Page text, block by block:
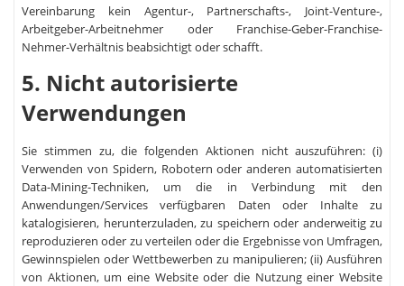
Vereinbarung kein Agentur-, Partnerschafts-, Joint-Venture-,
Arbeitgeber-Arbeitnehmer oder Franchise-Geber-Franchise-
Nehmer-Verhältnis beabsichtigt oder schafft.
5. Nicht autorisierte
Verwendungen
Sie stimmen zu, die folgenden Aktionen nicht auszuführen: (i)
Verwenden von Spidern, Robotern oder anderen automatisierten
Data-Mining-Techniken, um die in Verbindung mit den
Anwendungen/Services verfügbaren Daten oder Inhalte zu
katalogisieren, herunterzuladen, zu speichern oder anderweitig zu
reproduzieren oder zu verteilen oder die Ergebnisse von Umfragen,
Gewinnspielen oder Wettbewerben zu manipulieren; (ii) Ausführen
von Aktionen, um eine Website oder die Nutzung einer Website